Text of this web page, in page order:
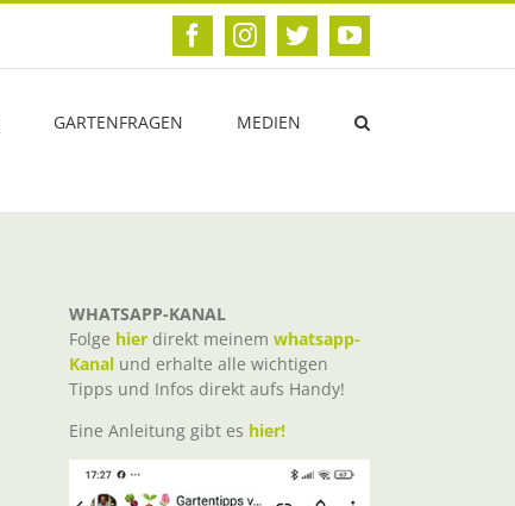
FacebookInstagram
TwitterYouTube
GARTENFRAGEN MEDIEN
WHATSAPP-KANAL
Folge hier direkt meinem whatsapp-
Kanal und erhalte alle wichtigen
Tipps und Infos direkt aufs Handy!
Eine Anleitung gibt es hier!